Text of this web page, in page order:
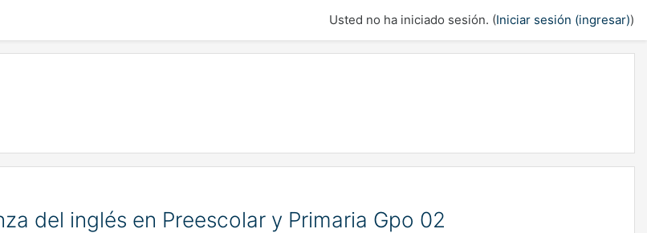
Usted no ha iniciado sesión. (Iniciar sesión (ingresar))
del inglés en Preescolar y Primaria Gpo 02